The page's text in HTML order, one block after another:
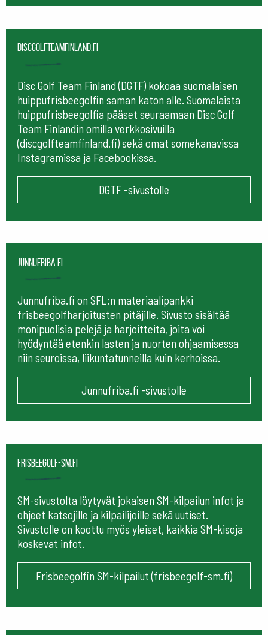
Discgolfteamfinland.fi
Disc Golf Team Finland (DGTF) kokoaa suomalaisen
huippufrisbeegolfin saman katon alle. Suomalaista
huippufrisbeegolfia pääset seuraamaan Disc Golf
Team Finlandin omilla verkkosivuilla
(discgolfteamfinland.fi) sekä omat somekanavissa
Instagramissa ja Facebookissa.
DGTF -sivustolle
Junnufriba.fi
Junnufriba.fi on SFL:n materiaalipankki
frisbeegolfharjoitusten pitäjille. Sivusto sisältää
monipuolisia pelejä ja harjoitteita, joita voi
hyödyntää etenkin lasten ja nuorten ohjaamisessa
niin seuroissa, liikuntatunneilla kuin kerhoissa.
Junnufriba.fi -sivustolle
frisbeegolf-sm.fi
SM-sivustolta löytyvät jokaisen SM-kilpailun infot ja
ohjeet katsojille ja kilpailijoille sekä uutiset.
Sivustolle on koottu myös yleiset, kaikkia SM-kisoja
koskevat infot.
Frisbeegolfin SM-kilpailut (frisbeegolf-sm.fi)